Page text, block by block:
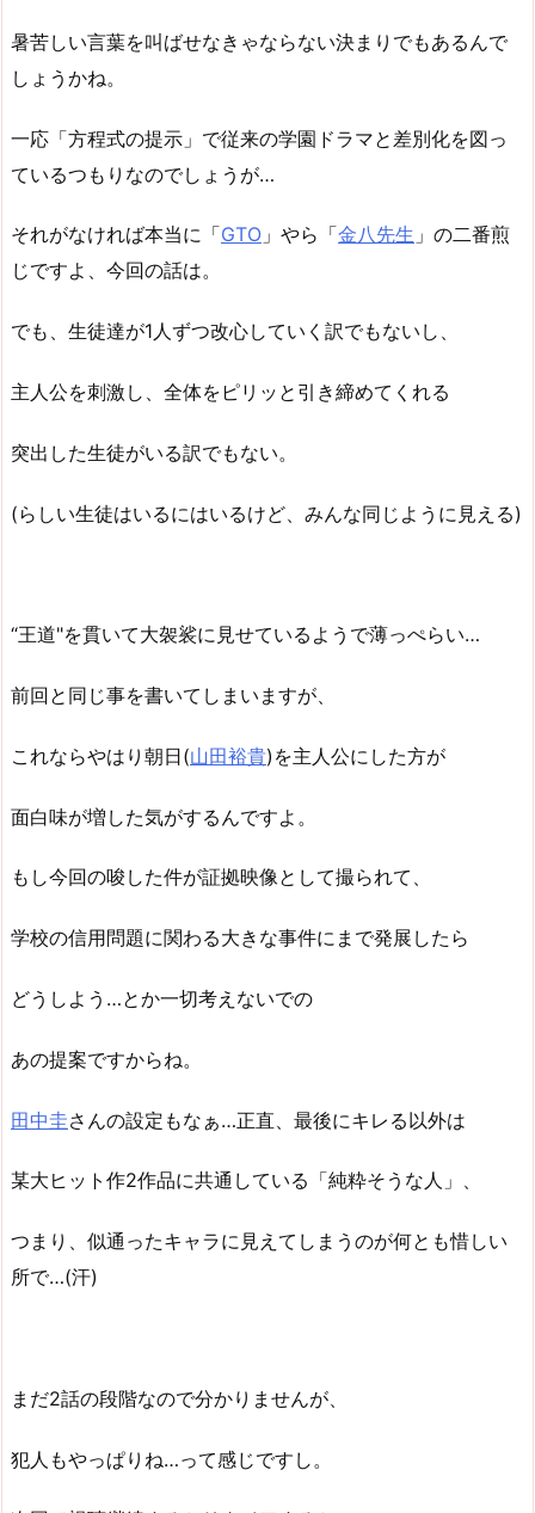
暑苦しい言葉を叫ばせなきゃならない決まりでもあるんで
しょうかね。
一応「方程式の提示」で従来の学園ドラマと差別化を図っ
ているつもりなのでしょうが…
それがなければ本当に「GTO 」やら「金八先生 」の二番煎
じですよ、今回の話は。
でも、生徒達が1人ずつ改心していく訳でもないし、
主人公を刺激し、全体をピリッと引き締めてくれる
突出した生徒がいる訳でもない。
(らしい生徒はいるにはいるけど、みんな同じように見える)
“王道"を貫いて大袈裟に見せているようで薄っぺらい…
前回と同じ事を書いてしまいますが、
これならやはり朝日(山田裕貴)を主人公にした方が
面白味が増した気がするんですよ。
もし今回の唆した件が証拠映像として撮られて、
学校の信用問題に関わる大きな事件にまで発展したら
どうしよう…とか一切考えないでの
あの提案ですからね。
田中圭さんの設定もなぁ…正直、最後にキレる以外は
某大ヒット作2作品に共通している「純粋そうな人」、
つまり、似通ったキャラに見えてしまうのが何とも惜しい
所で…(汗)
まだ2話の段階なので分かりませんが、
犯人もやっぱりね…って感じですし。